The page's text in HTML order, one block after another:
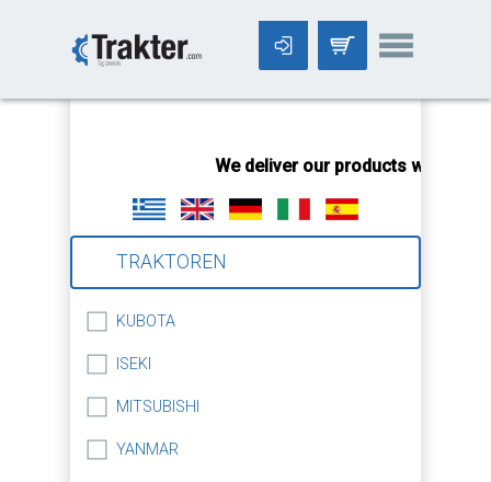
We deliver our products
TRAKTOREN
KUBOTA
ISEKI
MITSUBISHI
YANMAR